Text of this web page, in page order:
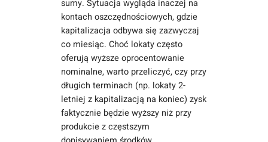
sumy. Sytuacja wygląda inaczej na
kontach oszczędnościowych, gdzie
kapitalizacja odbywa się zazwyczaj
co miesiąc. Choć lokaty często
oferują wyższe oprocentowanie
nominalne, warto przeliczyć, czy przy
długich terminach (np. lokaty 2-
letniej z kapitalizacją na koniec) zysk
faktycznie będzie wyższy niż przy
produkcie z częstszym